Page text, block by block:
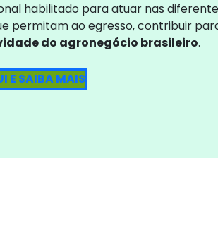
habilitado para atuar nas
permitam ao egresso, contribuir
do agronegócio brasileiro.
E SAIBA MAIS